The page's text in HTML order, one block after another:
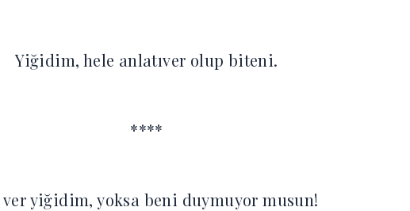
Yiğidim, hele anlatıver olup biteni.‎
****
ver yiğidim, yoksa beni duymuyor musun!‎